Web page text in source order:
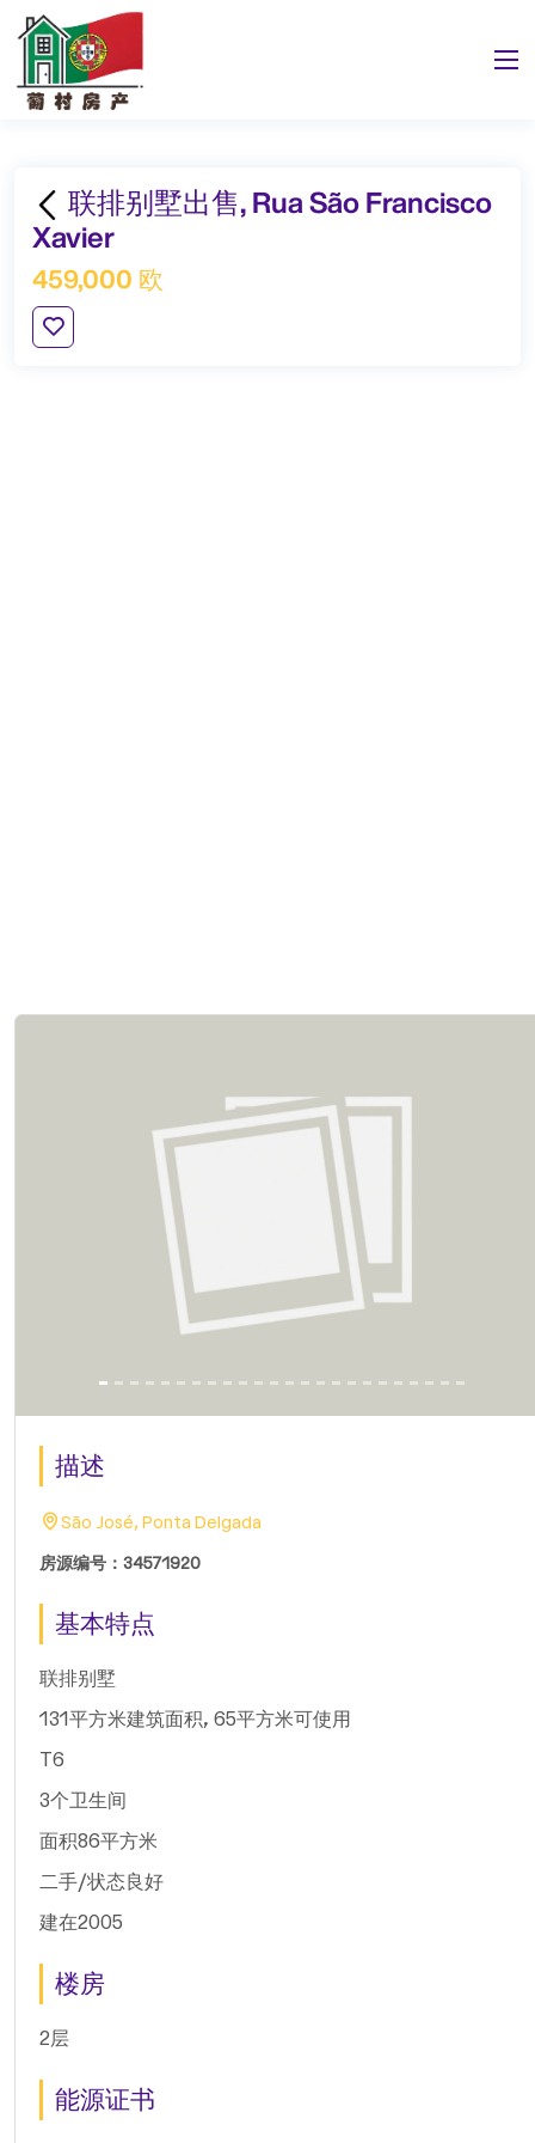
联排别墅出售, Rua São Francisco
Xavier
459,000 欧
描述
São José, Ponta Delgada
房源编号：34571920
基本特点
联排别墅
131平方米建筑面积, 65平方米可使用
T6
3个卫生间
面积86平方米
二手/状态良好
建在2005
楼房
2层
能源证书